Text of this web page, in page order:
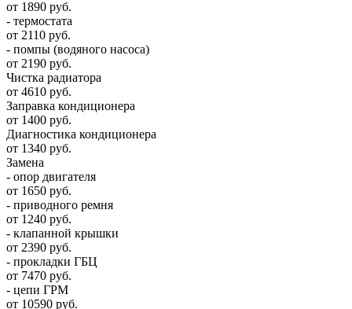
от 1890 руб.
- термостата
от 2110 руб.
- помпы (водяного насоса)
от 2190 руб.
Чистка радиатора
от 4610 руб.
Заправка кондиционера
от 1400 руб.
Диагностика кондиционера
от 1340 руб.
Замена
- опор двигателя
от 1650 руб.
- приводного ремня
от 1240 руб.
- клапанной крышки
от 2390 руб.
- прокладки ГБЦ
от 7470 руб.
- цепи ГРМ
от 10590 руб.